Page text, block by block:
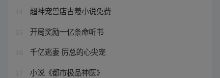
14 超神宠兽店古羲小说免费
15 开局奖励一亿条命听书
16 千亿逃妻 厉总的心尖宠
17 小说《都市极品神医》